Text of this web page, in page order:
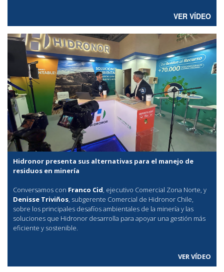
VER VÍDEO
Hidronor presenta sus alternativas para el manejo de
residuos en minería
Conversamos con Franco Cid, ejecutivo Comercial Zona Norte, y
Denisse Triviños, subgerente Comercial de Hidronor Chile,
sobre los principales desafíos ambientales de la minería y las
soluciones que Hidronor desarrolla para apoyar una gestión más
eficiente y sostenible.
VER VÍDEO